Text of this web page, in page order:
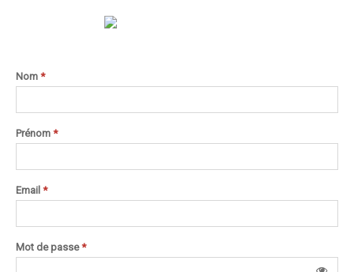
Nom *
Prénom *
Email *
Mot de passe*